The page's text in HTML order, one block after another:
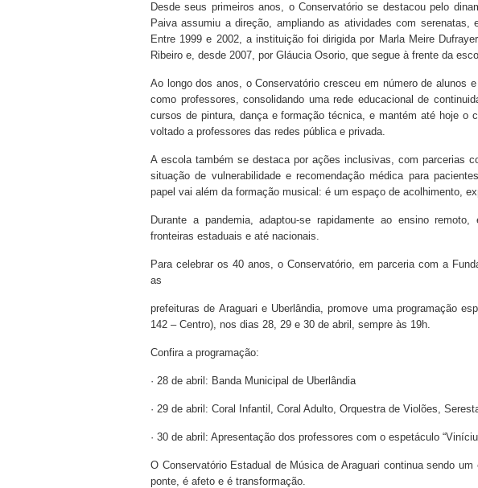
Desde seus primeiros anos, o Conservatório se destacou pelo
Paiva assumiu a direção, ampliando as atividades com serenatas,
Entre 1999 e 2002, a instituição foi dirigida por Marla Meire
Ribeiro e, desde 2007, por Gláucia Osorio, que segue à frente da
Ao longo dos anos, o Conservatório cresceu em número de alunos
como professores, consolidando uma rede educacional de
cursos de pintura, dança e formação técnica, e mantém até hoje o
voltado a professores das redes pública e privada.
A escola também se destaca por ações inclusivas, com parcerias
situação de vulnerabilidade e recomendação médica para
papel vai além da formação musical: é um espaço de acolhimento,
Durante a pandemia, adaptou-se rapidamente ao ensino
fronteiras estaduais e até nacionais.
Para celebrar os 40 anos, o Conservatório, em parceria com a
as
prefeituras de Araguari e Uberlândia, promove uma programação
142 – Centro), nos dias 28, 29 e 30 de abril, sempre às 19h.
Confira a programação:
· 28 de abril: Banda Municipal de Uberlândia
· 29 de abril: Coral Infantil, Coral Adulto, Orquestra de Violões,
· 30 de abril: Apresentação dos professores com o espetáculo
O Conservatório Estadual de Música de Araguari continua sendo
ponte, é afeto e é transformação.